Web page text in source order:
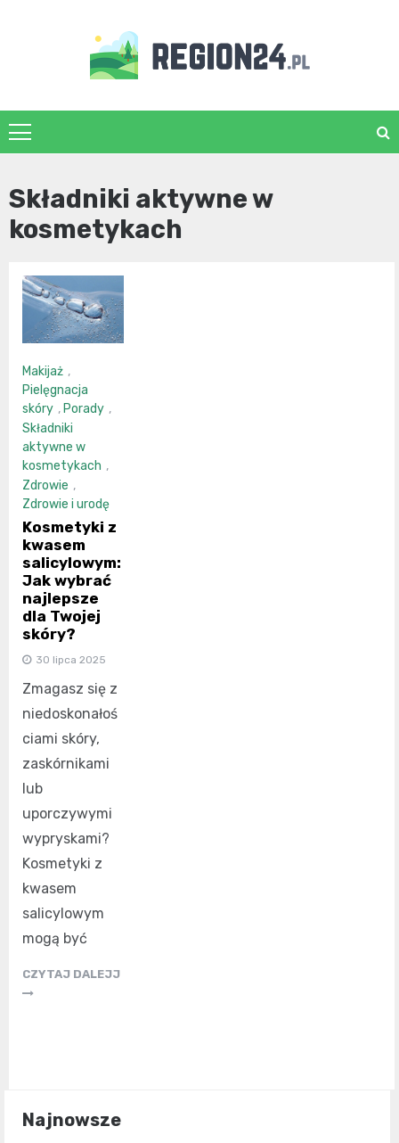
region24.pl
Składniki aktywne w
kosmetykach
Makijaż ,
Pielęgnacja
skóry , Porady ,
Składniki
aktywne w
kosmetykach ,
Zdrowie ,
Zdrowie i urodę
Kosmetyki z
kwasem
salicylowym:
Jak wybrać
najlepsze
dla Twojej
skóry?
30 lipca 2025
Zmagasz się z
niedoskonałoś
ciami skóry,
zaskórnikami
lub
uporczywymi
wypryskami?
Kosmetyki z
kwasem
salicylowym
mogą być
CZYTAJ DALEJJ
Najnowsze